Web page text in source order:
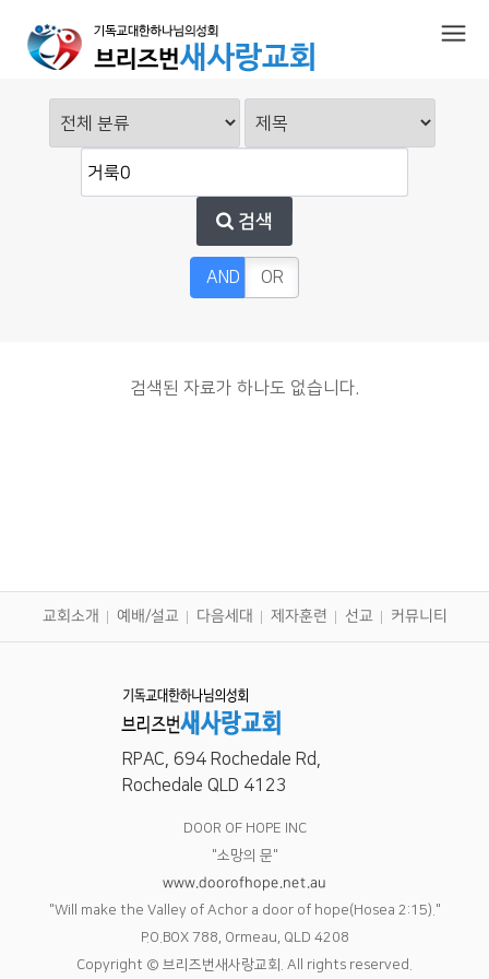
검색
AND OR
검색된 자료가 하나도 없습니다.
교회소개 예배/설교 다음세대 제자훈련 선교 커뮤니티
RPAC, 694 Rochedale Rd,
Rochedale QLD 4123
DOOR OF HOPE INC
"소망의 문"
www.doorofhope.net.au
"Will make the Valley of Achor a door of hope(Hosea 2:15)."
P.O.BOX 788, Ormeau, QLD 4208
Copyright © 브리즈번새사랑교회. All rights reserved.